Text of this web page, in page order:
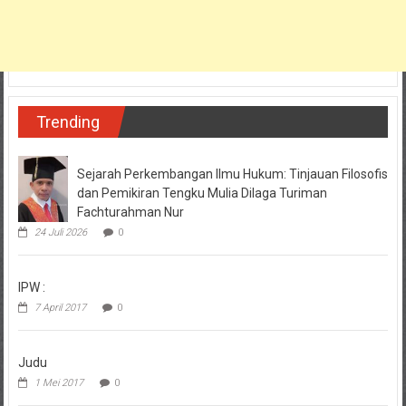
Trending
Sejarah Perkembangan Ilmu Hukum: Tinjauan Filosofis
dan Pemikiran Tengku Mulia Dilaga Turiman
Fachturahman Nur
24 Juli 2026 0
IPW :
7 April 2017 0
Judu
1 Mei 2017 0